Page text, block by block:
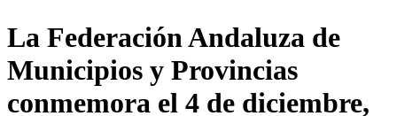
La Federación Andaluza de
Municipios y Provincias
conmemora el 4 de diciembre,